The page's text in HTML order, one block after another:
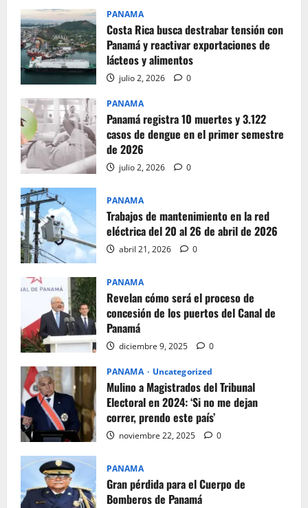
PANAMA
Costa Rica busca destrabar tensión con
Panamá y reactivar exportaciones de
lácteos y alimentos
julio 2, 2026 0
PANAMA
Panamá registra 10 muertes y 3.122
casos de dengue en el primer semestre
de 2026
julio 2, 2026 0
PANAMA
Trabajos de mantenimiento en la red
eléctrica del 20 al 26 de abril de 2026
abril 21, 2026 0
PANAMA
Revelan cómo será el proceso de
concesión de los puertos del Canal de
Panamá
diciembre 9, 2025 0
PANAMA Uncategorized
Mulino a Magistrados del Tribunal
Electoral en 2024: ‘Si no me dejan
correr, prendo este país’
noviembre 22, 2025 0
PANAMA
Gran pérdida para el Cuerpo de
Bomberos de Panamá